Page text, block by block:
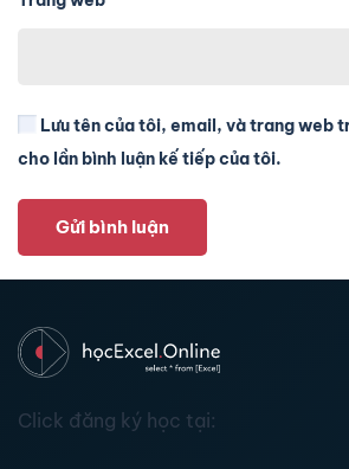
Lưu tên của tôi, email, và trang web
cho lần bình luận kế tiếp của tôi.
Gửi bình luận
Click đăng ký học tại: